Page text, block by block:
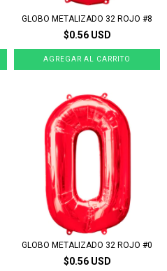
GLOBO METALIZADO 32 ROJO #8
$0.56 USD
GLOBO METALIZADO 32 ROJO #0
$0.56 USD